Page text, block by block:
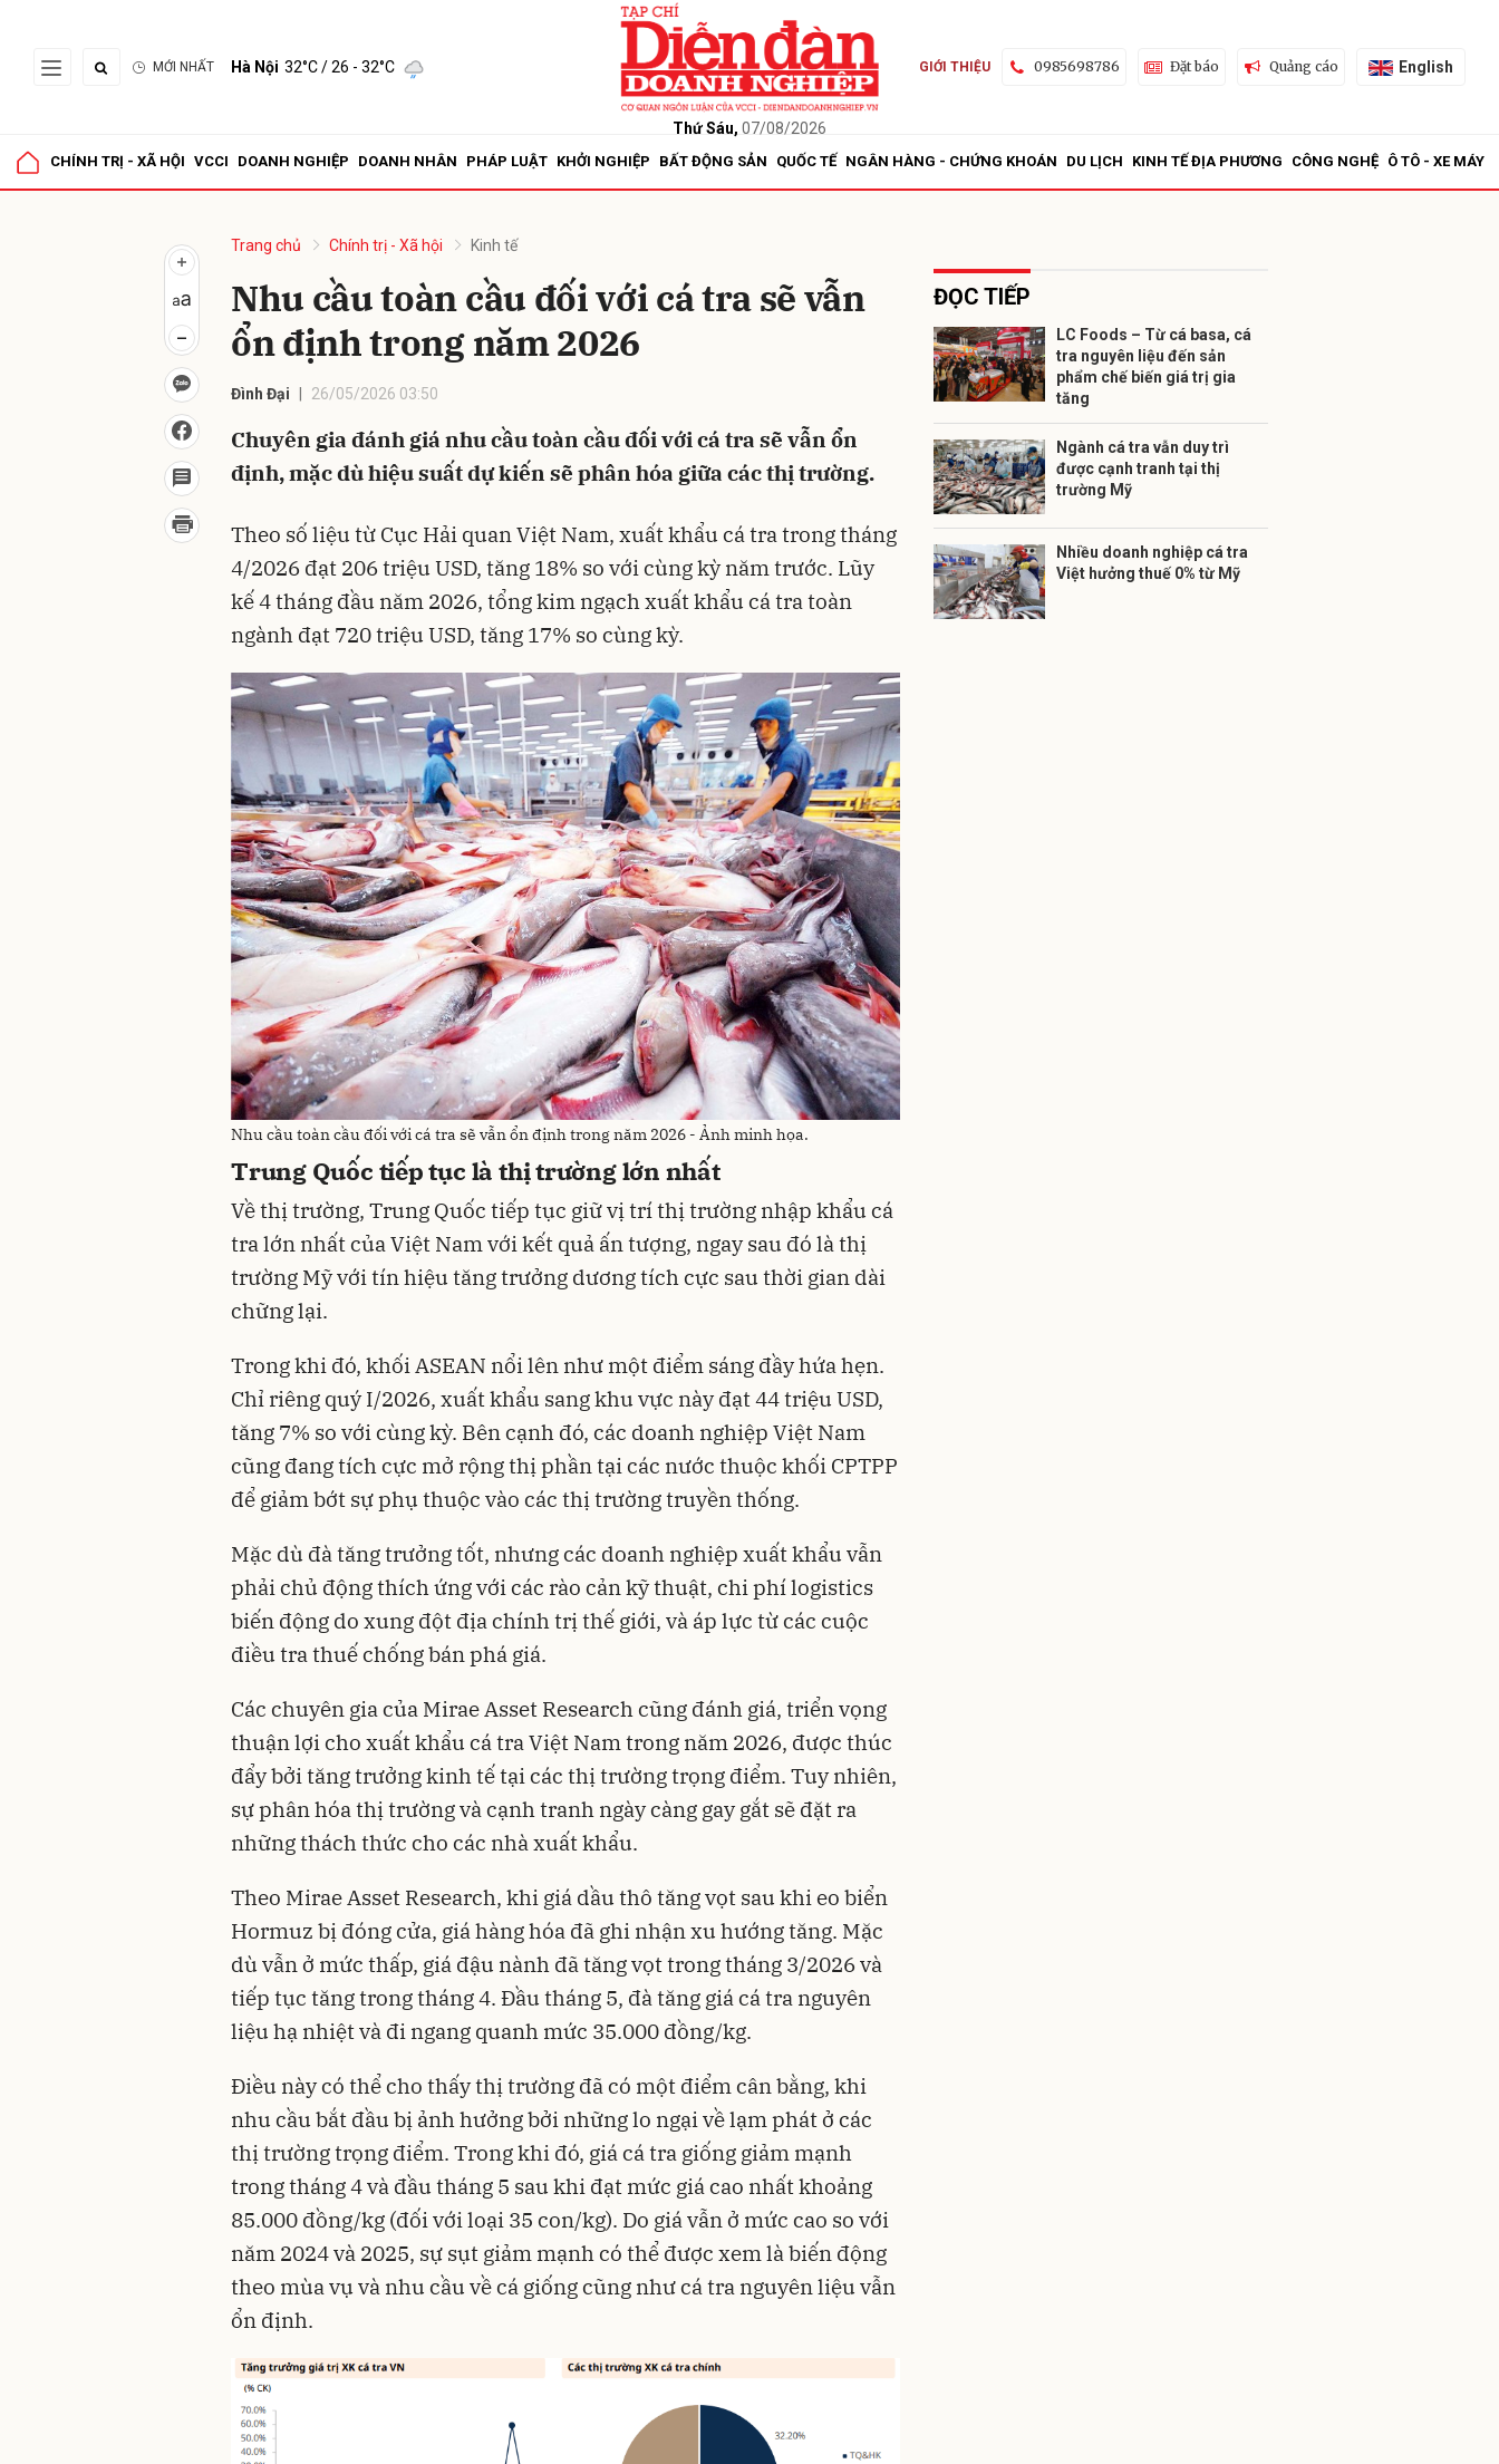
MỚI NHẤT Hà Nội 32°C/ 26 - 32°C
Thứ Sáu, 07/08/2026
GIỚI THIỆU 0985698786 Đặt báo Quảng cáo English
CHÍNH TRỊ - XÃ HỘI VCCI DOANH NGHIỆP DOANH NHÂN PHÁP LUẬT KHỞI NGHIỆP BẤT ĐỘNG SẢN QUỐC TẾ NGÂN HÀNG - CHỨNG KHOÁN DU LỊCH KINH TẾ ĐỊA PHƯƠNG CÔNG NGHỆ Ô TÔ - XE MÁY
Trang chủ Chính trị - Xã hội Kinh tế
Nhu cầu toàn cầu đối với cá tra sẽ vẫn
ổn định trong năm 2026
Đình Đại 26/05/2026 03:50
Chuyên gia đánh giá nhu cầu toàn cầu đối với cá tra sẽ vẫn ổn
định, mặc dù hiệu suất dự kiến sẽ phân hóa giữa các thị trường.
Theo số liệu từ Cục Hải quan Việt Nam, xuất khẩu cá tra trong tháng
4/2026 đạt 206 triệu USD, tăng 18% so với cùng kỳ năm trước. Lũy
kế 4 tháng đầu năm 2026, tổng kim ngạch xuất khẩu cá tra toàn
ngành đạt 720 triệu USD, tăng 17% so cùng kỳ.
Nhu cầu toàn cầu đối với cá tra sẽ vẫn ổn định trong năm 2026 - Ảnh minh họa.
Trung Quốc tiếp tục là thị trường lớn nhất
Về thị trường, Trung Quốc tiếp tục giữ vị trí thị trường nhập khẩu cá
tra lớn nhất của Việt Nam với kết quả ấn tượng, ngay sau đó là thị
trường Mỹ với tín hiệu tăng trưởng dương tích cực sau thời gian dài
chững lại.
Trong khi đó, khối ASEAN nổi lên như một điểm sáng đầy hứa hẹn.
Chỉ riêng quý I/2026, xuất khẩu sang khu vực này đạt 44 triệu USD,
tăng 7% so với cùng kỳ. Bên cạnh đó, các doanh nghiệp Việt Nam
cũng đang tích cực mở rộng thị phần tại các nước thuộc khối CPTPP
để giảm bớt sự phụ thuộc vào các thị trường truyền thống.
Mặc dù đà tăng trưởng tốt, nhưng các doanh nghiệp xuất khẩu vẫn
phải chủ động thích ứng với các rào cản kỹ thuật, chi phí logistics
biến động do xung đột địa chính trị thế giới, và áp lực từ các cuộc
điều tra thuế chống bán phá giá.
Các chuyên gia của Mirae Asset Research cũng đánh giá, triển vọng
thuận lợi cho xuất khẩu cá tra Việt Nam trong năm 2026, được thúc
đẩy bởi tăng trưởng kinh tế tại các thị trường trọng điểm. Tuy nhiên,
sự phân hóa thị trường và cạnh tranh ngày càng gay gắt sẽ đặt ra
những thách thức cho các nhà xuất khẩu.
Theo Mirae Asset Research, khi giá dầu thô tăng vọt sau khi eo biển
Hormuz bị đóng cửa, giá hàng hóa đã ghi nhận xu hướng tăng. Mặc
dù vẫn ở mức thấp, giá đậu nành đã tăng vọt trong tháng 3/2026 và
tiếp tục tăng trong tháng 4. Đầu tháng 5, đà tăng giá cá tra nguyên
liệu hạ nhiệt và đi ngang quanh mức 35.000 đồng/kg.
Điều này có thể cho thấy thị trường đã có một điểm cân bằng, khi
nhu cầu bắt đầu bị ảnh hưởng bởi những lo ngại về lạm phát ở các
thị trường trọng điểm. Trong khi đó, giá cá tra giống giảm mạnh
trong tháng 4 và đầu tháng 5 sau khi đạt mức giá cao nhất khoảng
85.000 đồng/kg (đối với loại 35 con/kg). Do giá vẫn ở mức cao so với
năm 2024 và 2025, sự sụt giảm mạnh có thể được xem là biến động
theo mùa vụ và nhu cầu về cá giống cũng như cá tra nguyên liệu vẫn
ổn định.
ĐỌC TIẾP
LC Foods – Từ cá basa, cá
tra nguyên liệu đến sản
phẩm chế biến giá trị gia
tăng
Ngành cá tra vẫn duy trì
được cạnh tranh tại thị
trường Mỹ
Nhiều doanh nghiệp cá tra
Việt hưởng thuế 0% từ Mỹ
Gửi